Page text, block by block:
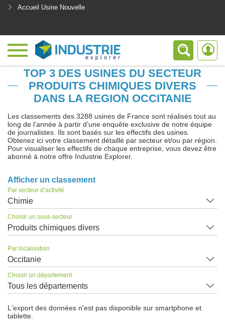
Accueil Usine Nouvelle
TOP 3 DES USINES DU SECTEUR
PRODUITS CHIMIQUES DIVERS
DANS LA REGION OCCITANIE
Les classements des 3288 usines de France sont réalisés tout au
long de l’année à partir d’une enquête exclusive de notre équipe
de journalistes. Ils sont basés sur les effectifs des usines.
Obtenez ici votre classement détaillé par secteur et/ou par région.
Pour visualiser les effectifs de chaque entreprise, vous devez être
abonné à notre offre Industrie Explorer.
Afficher un classement
Par secteur d’activité
Chimie
Choisir un sous-secteur
Produits chimiques divers
Par localisation
Occitanie
Choisir un département
Tous les départements
L'export des données n'est pas disponible sur smartphone et
tablette.